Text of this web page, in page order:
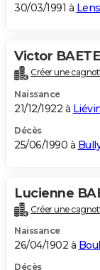
30/03/1991 à Lens
Victor
Créer une
Naissance
21/12/1922 à
Décès
25/06/1990 à
Lucienne
Créer une
Naissance
26/04/1902 à
Décès